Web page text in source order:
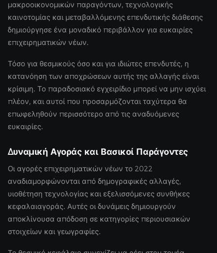
μακροοικονομικών παραγόντων, τεχνολογικής
καινοτομίας και μεταβαλλόμενης επενδυτικής διάθεσης
δημιούργησε ένα μοναδικό περιβάλλον για ευκαιρίες
επιχειρηματικών νέων.
Τόσο για θεσμικούς όσο και για ιδιώτες επενδυτές, η
κατανόηση των αποχρώσεων αυτής της αλλαγής είναι
κρίσιμη. Το παραδοσιακό εγχειρίδιο μπορεί να μην ισχύει
πλέον, και αυτοί που προσαρμόζονται ταχύτερα θα
επωφεληθούν περισσότερο από τις αναδυόμενες
ευκαιρίες.
Δυναμική Αγοράς και Βασικοί Παράγοντες
Οι αγορές επιχειρηματικών νέων το 2022
αναδιαμορφώνονται από δημογραφικές αλλαγές,
υιοθέτηση τεχνολογίας και εξελισσόμενες συνθήκες
κεφαλαιαγοράς. Αυτές οι δυνάμεις δημιουργούν
αποκλίνουσα απόδοση σε κατηγορίες περιουσιακών
στοιχείων και γεωγραφίες.